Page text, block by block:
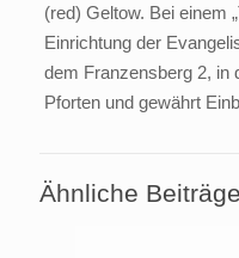
(red) Geltow. Bei einem
Einrichtung der
dem Franzensberg 2, in
Pforten und gewährt
Ähnliche Beiträge